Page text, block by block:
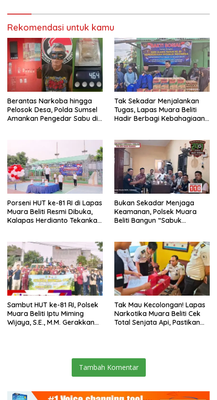
Rekomendasi untuk kamu
Berantas Narkoba hingga
Pelosok Desa, Polda Sumsel
Amankan Pengedar Sabu di
Tak Sekadar Menjalankan
Tugas, Lapas Muara Beliti
Hadir Berbagi Kebahagiaan
Porseni HUT ke-81 RI di Lapas
Muara Beliti Resmi Dibuka,
Kalapas Herdianto Tekankan
Bukan Sekadar Menjaga
Keamanan, Polsek Muara
Beliti Bangun “Sabuk
Sambut HUT ke-81 RI, Polsek
Muara Beliti Iptu Miming
Wijaya, S.E., M.M. Gerakkan
Tak Mau Kecolongan! Lapas
Narkotika Muara Beliti Cek
Total Senjata Api, Pastikan
Tambah Komentar